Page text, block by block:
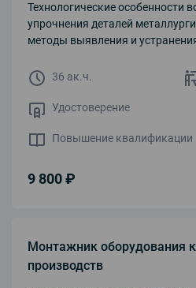
Технологические особенности
упрочнения деталей
методы выявления и
9 800 ₽
36 ак.ч.
Удостоверение
Повышение квалификации
Монтажник оборудования
производств